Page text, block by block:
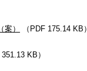
） （PDF 175.14 KB）
KB）